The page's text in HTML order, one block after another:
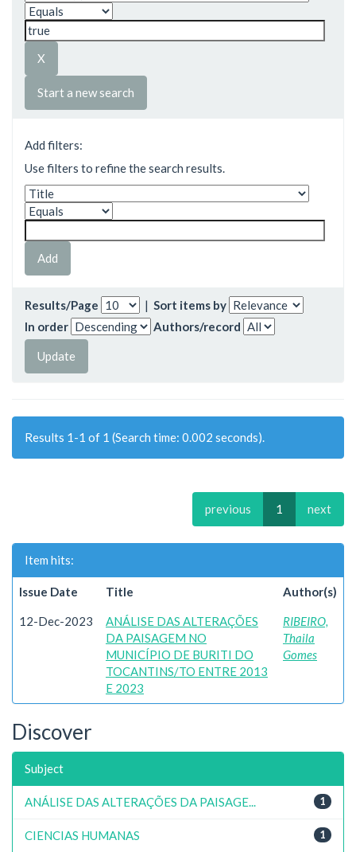
Start a new search
Add filters:
Use filters to refine the search results.
Results/Page | Sort items by
In order
Authors/record
Results 1-1 of 1 (Search time: 0.002 seconds).
previous 1 next
Item hits:
Issue Date Title Author(s)
12-Dec-2023
ANÁLISE DAS ALTERAÇÕES
DA PAISAGEM NO
MUNICÍPIO DE BURITI DO
TOCANTINS/TO ENTRE 2013
E 2023
RIBEIRO,
Thaila
Gomes
Discover
Subject
1
ANÁLISE DAS ALTERAÇÕES DA PAISAGE...
1
CIENCIAS HUMANAS